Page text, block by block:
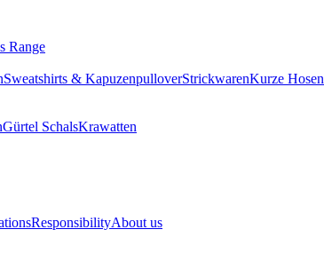
Range
Sweatshirts & KapuzenpulloverStrickwarenKurze Hosen
Gürtel SchalsKrawatten
ResponsibilityAbout us